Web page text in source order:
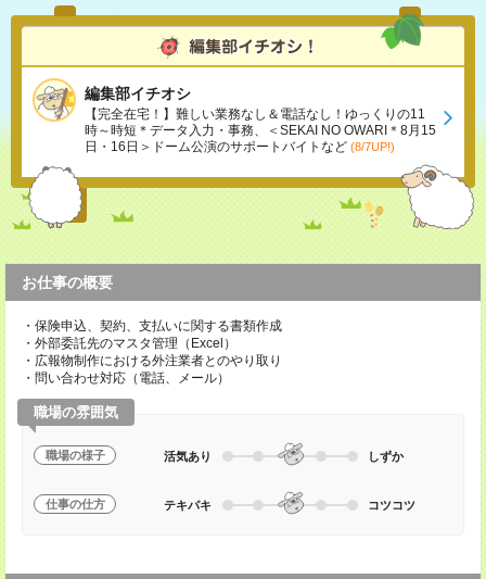
編集部イチオシ
【完全在宅！】難しい業務なし＆電話なし！ゆっくりの11
時～時短＊データ入力・事務、＜SEKAI NO OWARI＊8月15
日・16日＞ドーム公演のサポートバイトなど (8/7UP!)
お仕事の概要
・保険申込、契約、支払いに関する書類作成
・外部委託先のマスタ管理（Excel）
・広報物制作における外注業者とのやり取り
・問い合わせ対応（電話、メール）
職場の雰囲気
職場の様子 活気あり しずか
仕事の仕方 テキパキ コツコツ